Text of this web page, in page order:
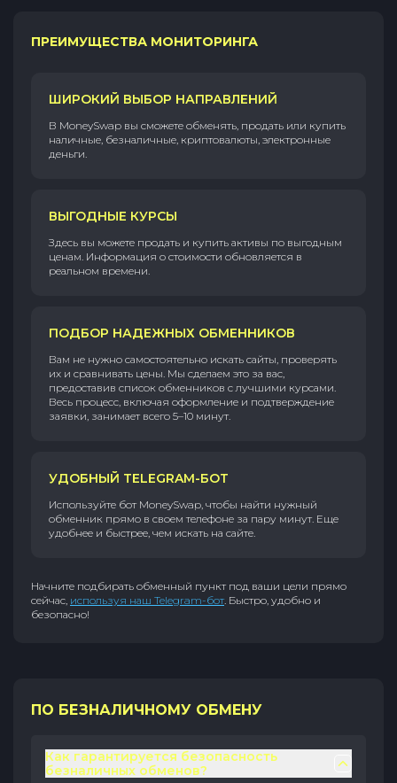
ПРЕИМУЩЕСТВА МОНИТОРИНГА
ШИРОКИЙ ВЫБОР НАПРАВЛЕНИЙ
В MoneySwap вы сможете обменять, продать или купить
наличные, безналичные, криптовалюты, электронные
деньги.
ВЫГОДНЫЕ КУРСЫ
Здесь вы можете продать и купить активы по выгодным
ценам. Информация о стоимости обновляется в
реальном времени.
ПОДБОР НАДЕЖНЫХ ОБМЕННИКОВ
Вам не нужно самостоятельно искать сайты, проверять
их и сравнивать цены. Мы сделаем это за вас,
предоставив список обменников с лучшими курсами.
Весь процесс, включая оформление и подтверждение
заявки, занимает всего 5–10 минут.
УДОБНЫЙ TELEGRAM-БОТ
Используйте бот MoneySwap, чтобы найти нужный
обменник прямо в своем телефоне за пару минут. Еще
удобнее и быстрее, чем искать на сайте.
Начните подбирать обменный пункт под ваши цели прямо
сейчас, используя наш Telegram-бот. Быстро, удобно и
безопасно!
ПО БЕЗНАЛИЧНОМУ ОБМЕНУ
Как гарантируется безопасность
безналичных обменов?